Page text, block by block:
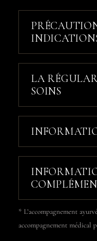
LA
SOINS
* L’accompagnement
accompagnement médical